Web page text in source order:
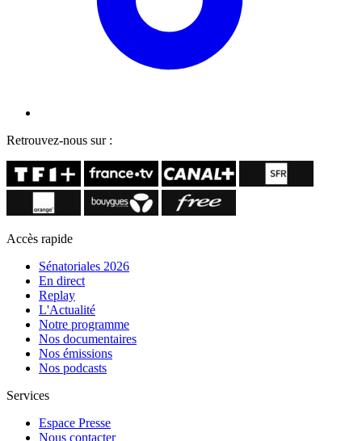
Retrouvez-nous sur :
Accès rapide
Sénatoriales 2026
En direct
Replay
L'Actualité
Notre programme
Nos documentaires
Nos émissions
Nos podcasts
Services
Espace Presse
Nous contacter